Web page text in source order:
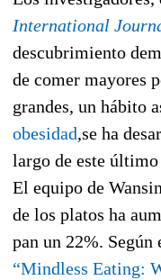
International
descubrimiento
de comer mayores
grandes, un hábito
obesidad,se ha
largo de este
El equipo de
de los platos ha
pan un 22%.
“Mindless Eating: